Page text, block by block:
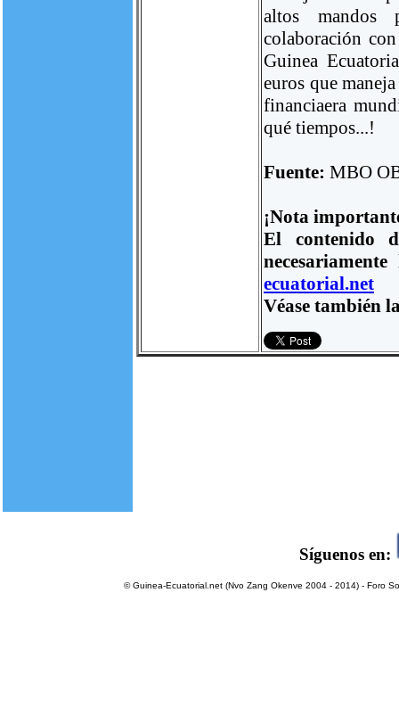
altos mandos
colaboración
Guinea
euros que
financiaera
qué tiempos...!
Fuente: MBO
¡Nota
El contenido
ecuatorial.net
Véase también
Síguenos en:
© Guinea-Ecuatorial.net (Nvo Zang Okenve 2004 - 2014) - Foro